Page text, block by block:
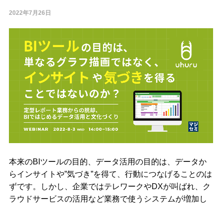
2022年7月26日
本来のBIツールの目的、データ活用の目的は、データか
らインサイトや”気づき”を得て、行動につなげることのは
ずです。しかし、企業ではテレワークやDXが叫ばれ、ク
ラウドサービスの活用など業務で使うシステムが増加し